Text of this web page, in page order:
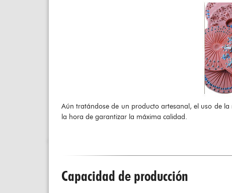
Aún tratándose de un producto artesanal, el uso de
la hora de garantizar la máxima calidad.
Capacidad de producción